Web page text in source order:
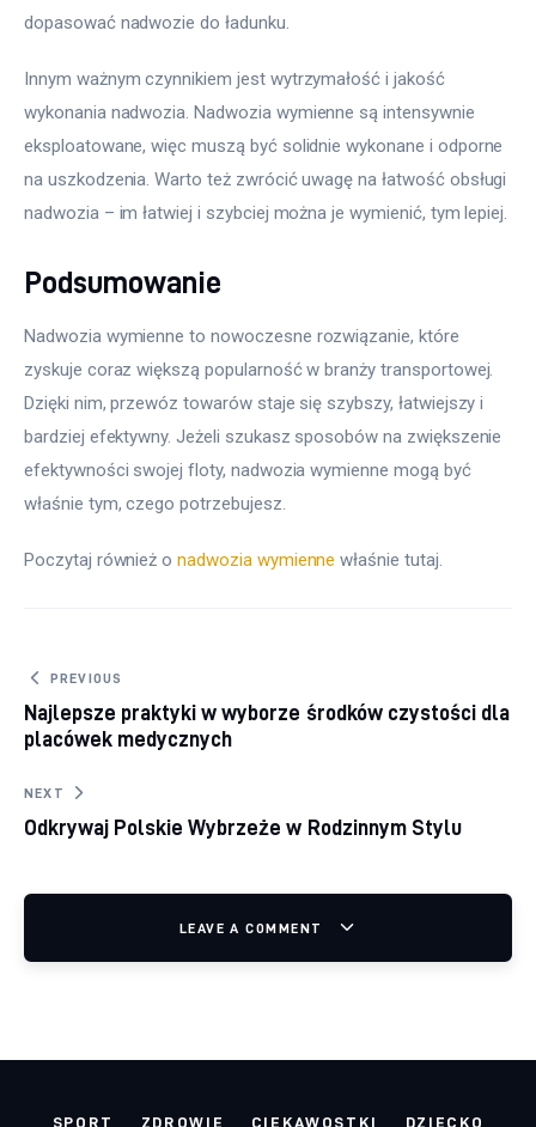
dopasować nadwozie do ładunku.
Innym ważnym czynnikiem jest wytrzymałość i jakość
wykonania nadwozia. Nadwozia wymienne są intensywnie
eksploatowane, więc muszą być solidnie wykonane i odporne
na uszkodzenia. Warto też zwrócić uwagę na łatwość obsługi
nadwozia – im łatwiej i szybciej można je wymienić, tym lepiej.
Podsumowanie
Nadwozia wymienne to nowoczesne rozwiązanie, które
zyskuje coraz większą popularność w branży transportowej.
Dzięki nim, przewóz towarów staje się szybszy, łatwiejszy i
bardziej efektywny. Jeżeli szukasz sposobów na zwiększenie
efektywności swojej floty, nadwozia wymienne mogą być
właśnie tym, czego potrzebujesz.
Poczytaj również o nadwozia wymienne właśnie tutaj.
Nawigacja wpisu
PREVIOUS
Najlepsze praktyki w wyborze środków czystości dla
placówek medycznych
NEXT
Odkrywaj Polskie Wybrzeże w Rodzinnym Stylu
LEAVE A COMMENT
SPORT ZDROWIE CIEKAWOSTKI DZIECKO